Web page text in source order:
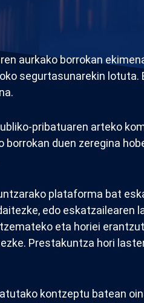
aurkako borrokan
segurtasunarekin lotuta.
pribatuaren arteko
duen zeregina
plataforma bat
edo eskatzailearen
eta horiei
Prestakuntza hori
kontzeptu batean